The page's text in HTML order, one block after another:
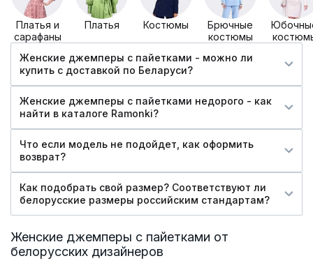
Платья и
сарафаны
Платья Костюмы
Брючные
костюмы
Женские джемперы с пайетками - можно ли
купить c доставкой по Беларуси?
Женские джемперы с пайетками недорого - как
найти в каталоге Ramonki?
Что если модель не подойдет, как оформить
возврат?
Как подобрать свой размер? Соответствуют ли
белорусские размеры российским стандартам?
Женские джемперы с пайетками от
белорусских дизайнеров